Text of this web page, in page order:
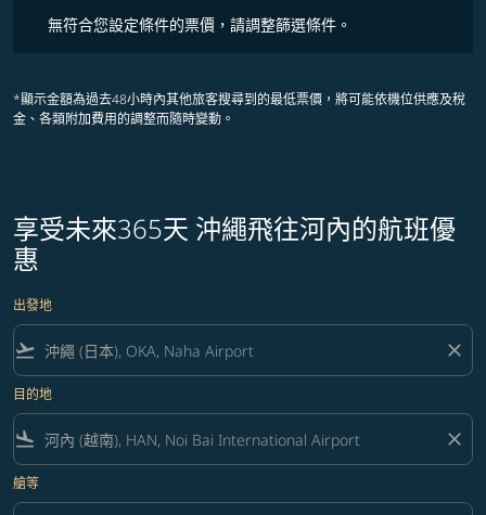
無符合您設定條件的票價，請調整篩選條件。
*顯示金額為過去48小時內其他旅客搜尋到的最低票價，將可能依機位供應及稅
金、各類附加費用的調整而隨時變動。
享受未來365天 沖繩飛往河內的航班優
惠
出發地
flight_takeoff close
目的地
flight_land close
艙等